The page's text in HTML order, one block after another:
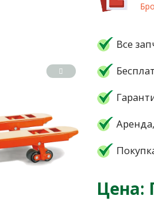
Все
Цена: